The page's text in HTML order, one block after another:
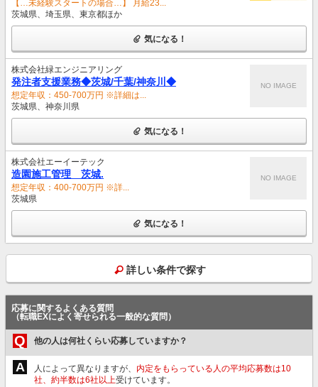
【…未経験スタートの場合…】 月給23...
茨城県、埼玉県、東京都ほか
気になる！
株式会社緑エンジニアリング
発注者支援業務◆茨城/千葉/神奈川◆
想定年収：450-700万円 ※詳細は...
茨城県、神奈川県
NO IMAGE
気になる！
株式会社エーイーテック
造園施工管理 茨城.
想定年収：400-700万円 ※詳...
茨城県
NO IMAGE
気になる！
詳しい条件で探す
応募に関するよくある質問
（転職EXによく寄せられる一般的な質問）
Q 他の人は何社くらい応募していますか？
A 人によって異なりますが、 内定をもらっている人の平均応募数は10
社、約半数は6社以上受けています。